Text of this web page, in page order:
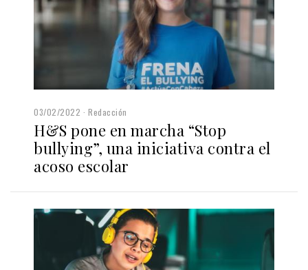
03/02/2022 Redacción
H&S pone en marcha “Stop
bullying”, una iniciativa contra el
acoso escolar